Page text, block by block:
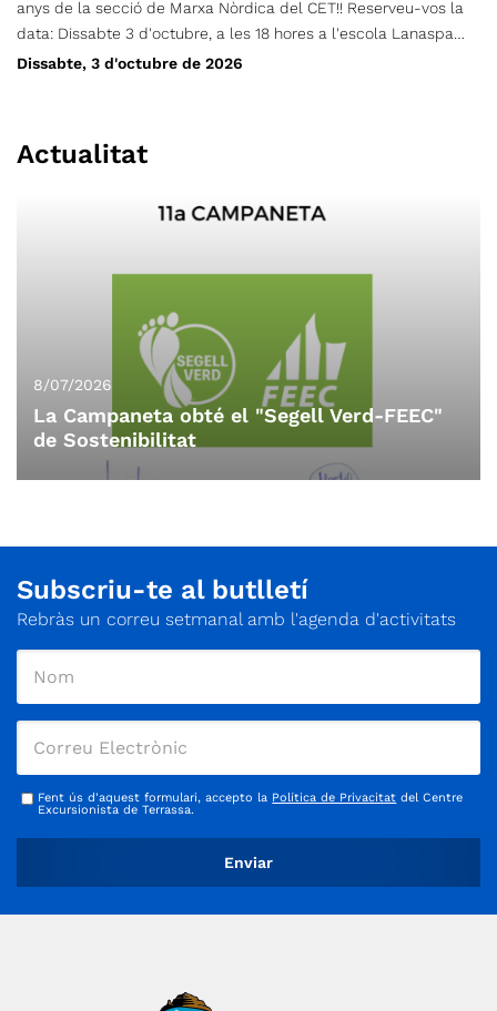
anys de la secció de Marxa Nòrdica del CET!! Reserveu-vos la
data: Dissabte 3 d'octubre, a les 18 hores a l'escola Lanaspa
del carrer Pantà. Hi haurà moltes sorpreses: Anunciarem el
endavant ja anirem compartint més detalls. Ens faria molta
Dissabte, 3 d'octubre de 2026
Actualitat
8/07/2026
La Campaneta obté el "Segell Verd-FEEC"
de Sostenibilitat
Subscriu-te al butlletí
Rebràs un correu setmanal amb l'agenda d'activitats
Fent ús d'aquest formulari, accepto la Política de Privacitat del Centre
Excursionista de Terrassa.